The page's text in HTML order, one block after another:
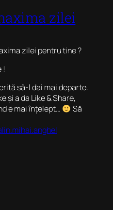
zilei
zilei pentru tine ?
!
să-l dai mai departe.
și a da Like & Share,
e mai înțelept…
Să